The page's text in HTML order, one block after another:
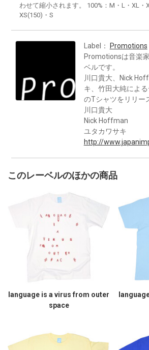
わせて縮小されます。 100%：M・L・XL・
XS(150)・S
Label：
Promotions
Promotionsは音楽
ベルです。
川口貴大、Nick
キ、竹田大純によ
のTシャツをリリー
川口貴大
Nick Hoffman
ユタカワサキ
http://
このレーベルのほかの商品
language is a virus from outer
space